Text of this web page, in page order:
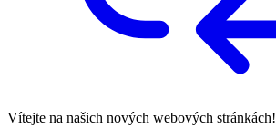
Vítejte na našich nových webových stránkách!